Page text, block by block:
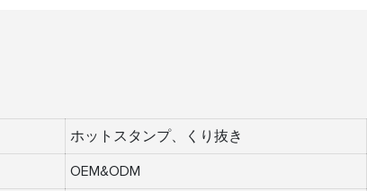
ホットスタンプ、くり抜き
OEM&ODM